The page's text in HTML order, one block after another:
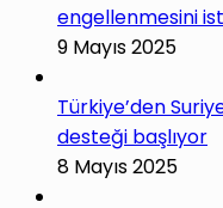
engellenmesini
9 Mayıs 2025
Türkiye’den
desteği başlıyor
8 Mayıs 2025